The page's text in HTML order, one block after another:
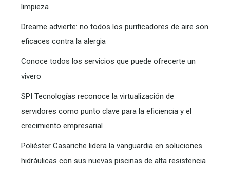
SPI Tecnologías reconoce la virtualización de servidores
como punto clave para la eficiencia y el crecimiento
empresarial
limpieza
Dreame advierte: no todos los purificadores de aire son
eficaces contra la alergia
Conoce todos los servicios que puede ofrecerte un
vivero
SPI Tecnologías reconoce la virtualización de
servidores como punto clave para la eficiencia y el
crecimiento empresarial
Poliéster Casariche lidera la vanguardia en soluciones
hidráulicas con sus nuevas piscinas de alta resistencia